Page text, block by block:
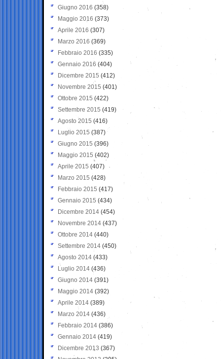
Giugno 2016 (358)
Maggio 2016 (373)
Aprile 2016 (307)
Marzo 2016 (369)
Febbraio 2016 (335)
Gennaio 2016 (404)
Dicembre 2015 (412)
Novembre 2015 (401)
Ottobre 2015 (422)
Settembre 2015 (419)
Agosto 2015 (416)
Luglio 2015 (387)
Giugno 2015 (396)
Maggio 2015 (402)
Aprile 2015 (407)
Marzo 2015 (428)
Febbraio 2015 (417)
Gennaio 2015 (434)
Dicembre 2014 (454)
Novembre 2014 (437)
Ottobre 2014 (440)
Settembre 2014 (450)
Agosto 2014 (433)
Luglio 2014 (436)
Giugno 2014 (391)
Maggio 2014 (392)
Aprile 2014 (389)
Marzo 2014 (436)
Febbraio 2014 (386)
Gennaio 2014 (419)
Dicembre 2013 (367)